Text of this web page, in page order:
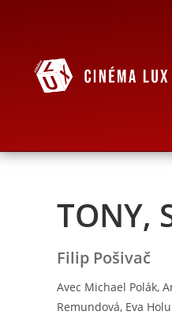
TONY,
Filip Pošivač
Avec Michael Polák,
Remundová, Eva